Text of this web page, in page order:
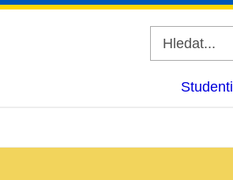
Studenti